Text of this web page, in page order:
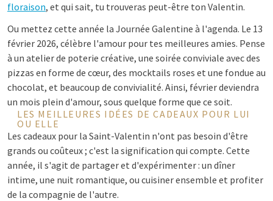
floraison, et qui sait, tu trouveras peut-être ton Valentin.
Ou mettez cette année la Journée Galentine à l'agenda. Le 13
février 2026, célèbre l'amour pour tes meilleures amies. Pense
à un atelier de poterie créative, une soirée conviviale avec des
pizzas en forme de cœur, des mocktails roses et une fondue au
chocolat, et beaucoup de convivialité. Ainsi, février deviendra
un mois plein d'amour, sous quelque forme que ce soit.
LES MEILLEURES IDÉES DE CADEAUX POUR LUI
OU ELLE
Les cadeaux pour la Saint-Valentin n'ont pas besoin d'être
grands ou coûteux ; c'est la signification qui compte. Cette
année, il s'agit de partager et d'expérimenter : un dîner
intime, une nuit romantique, ou cuisiner ensemble et profiter
de la compagnie de l'autre.